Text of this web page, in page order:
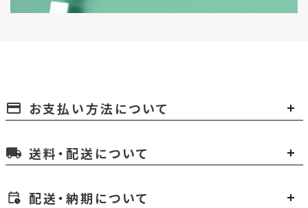
payment お支払い方法について
local_shipping 送料・配送について
配送・納期について